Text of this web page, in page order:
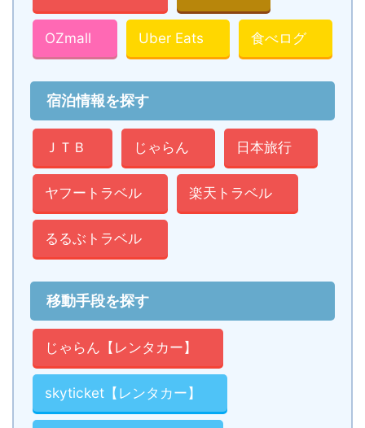
OZmall Uber Eats 食べログ
宿泊情報を探す
ＪＴＢ じゃらん 日本旅行
ヤフートラベル 楽天トラベル
るるぶトラベル
移動手段を探す
じゃらん【レンタカー】
skyticket【レンタカー】